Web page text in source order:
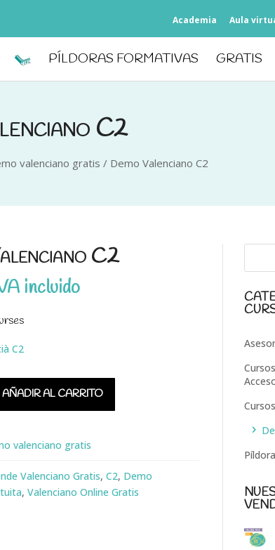
Academia Aula
PÍLDORAS FORMATIVAS GRATIS
C2
valenciano gratis / Demo Valenciano C2
C2
incluido
C2
AÑADIR AL CARRITO
valenciano gratis
Valenciano Gratis, C2, Demo
, Valenciano Online Gratis